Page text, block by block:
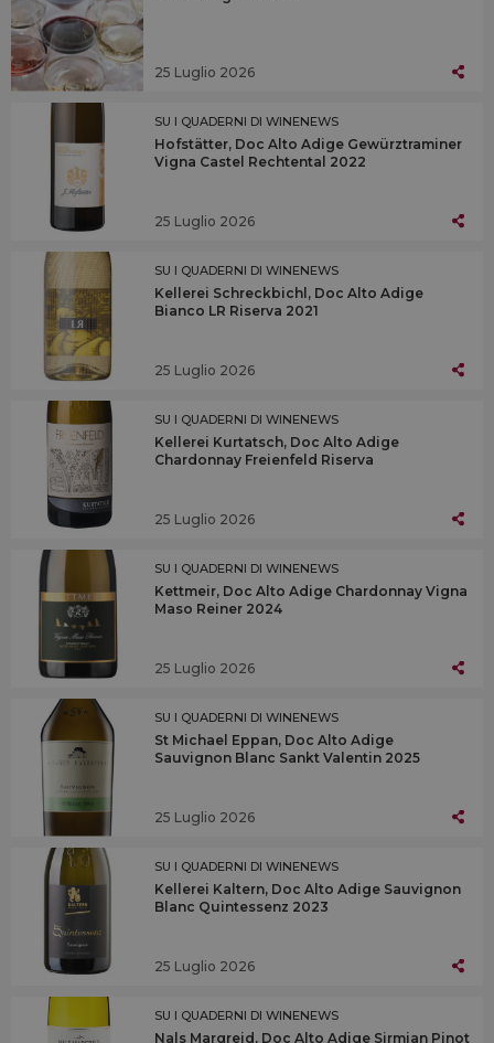
25 Luglio 2026
SU I QUADERNI DI WINENEWS
Hofstätter, Doc Alto Adige Gewürztraminer
Vigna Castel Rechtental 2022
25 Luglio 2026
SU I QUADERNI DI WINENEWS
Kellerei Schreckbichl, Doc Alto Adige
Bianco LR Riserva 2021
25 Luglio 2026
SU I QUADERNI DI WINENEWS
Kellerei Kurtatsch, Doc Alto Adige
Chardonnay Freienfeld Riserva
25 Luglio 2026
SU I QUADERNI DI WINENEWS
Kettmeir, Doc Alto Adige Chardonnay Vigna
Maso Reiner 2024
25 Luglio 2026
SU I QUADERNI DI WINENEWS
St Michael Eppan, Doc Alto Adige
Sauvignon Blanc Sankt Valentin 2025
25 Luglio 2026
SU I QUADERNI DI WINENEWS
Kellerei Kaltern, Doc Alto Adige Sauvignon
Blanc Quintessenz 2023
25 Luglio 2026
SU I QUADERNI DI WINENEWS
Nals Margreid, Doc Alto Adige Sirmian Pinot